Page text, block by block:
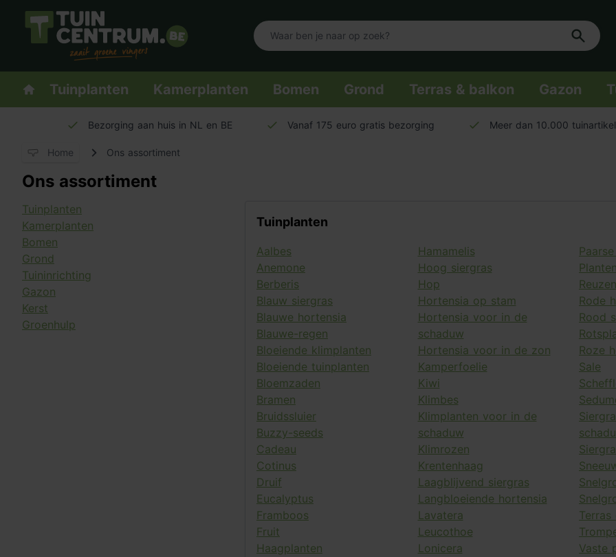
Logo Tuincentrum.be
Homepage
Tuinplanten Kamerplanten Bomen Grond Terras & balkon Gazon
Bezorging aan huis in NL en BE Vanaf 175 euro gratis bezorging Meer dan 10.000
Home Ons assortiment
Ons assortiment
Tuinplanten
Kamerplanten
Bomen
Grond
Tuininrichting
Gazon
Kerst
Groenhulp
Tuinplanten
Aalbes
Anemone
Berberis
Blauw siergras
Blauwe hortensia
Blauwe-regen
Bloeiende klimplanten
Bloeiende tuinplanten
Bloemzaden
Bramen
Bruidssluier
Buzzy-seeds
Cadeau
Cotinus
Druif
Eucalyptus
Framboos
Fruit
Haagplanten
Hamamelis
Hoog siergras
Hop
Hortensia op stam
Hortensia voor in de
schaduw
Hortensia voor in de zon
Kamperfoelie
Kiwi
Klimbes
Klimplanten voor in de
schaduw
Klimrozen
Krentenhaag
Laagblijvend siergras
Langbloeiende hortensia
Lavatera
Leucothoe
Lonicera
Rode
Rood
Roze
Sale
Vaste